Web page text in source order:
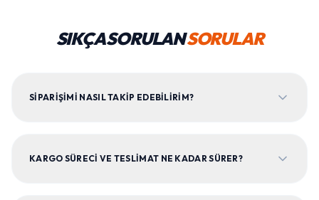
SIKÇA SORULANSORULAR
SIPARIŞIMI NASIL TAKIP EDEBILIRIM?
KARGO SÜRECI VE TESLIMAT NE KADAR SÜRER?